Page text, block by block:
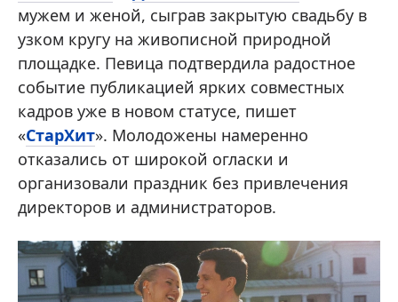
мужем и женой, сыграв закрытую свадьбу в
узком кругу на живописной природной
площадке. Певица подтвердила радостное
событие публикацией ярких совместных
кадров уже в новом статусе, пишет
«СтарХит». Молодожены намеренно
отказались от широкой огласки и
организовали праздник без привлечения
директоров и администраторов.